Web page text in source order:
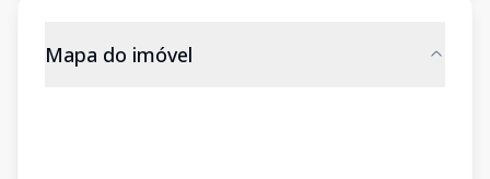
Mapa do imóvel